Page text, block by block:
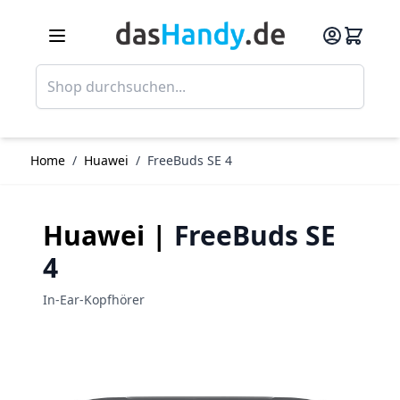
Home / Huawei / FreeBuds SE 4
Huawei | FreeBuds SE
4
In-Ear-Kopfhörer